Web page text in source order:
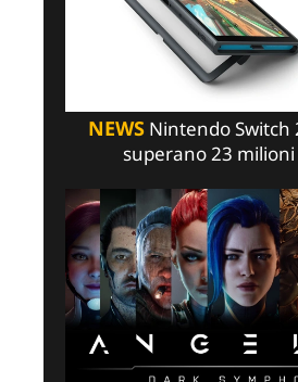
NEWSNintendo Switch
superano 23